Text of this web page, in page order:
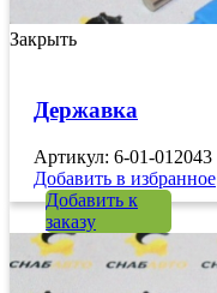
Закрыть
Державка
Артикул: 6-01-012043
Добавить в избранное
Добавить к
заказу